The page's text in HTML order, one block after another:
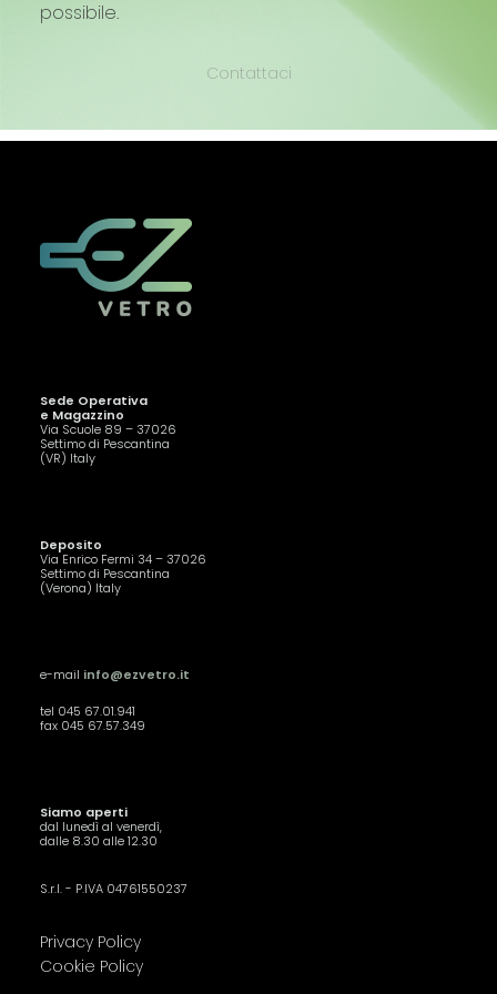
possibile.
Contattaci
Sede Operativa
e Magazzino
Via Scuole 89 – 37026
Settimo di Pescantina
(VR) Italy
Deposito
Via Enrico Fermi 34 – 37026
Settimo di Pescantina
(Verona) Italy
e-mail info@ezvetro.it
tel 045 67.01.941
fax 045 67.57.349
Siamo aperti
dal lunedì al venerdì,
dalle 8.30 alle 12.30
S.r.l. - P.IVA 04761550237
Privacy Policy
Cookie Policy